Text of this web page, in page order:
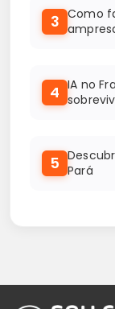
3 Como
4 IA no
5 Pará